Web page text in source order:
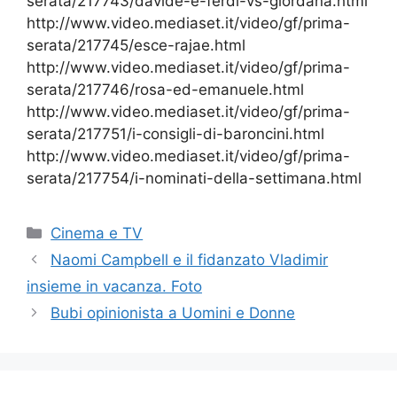
http://www.video.mediaset.it/video/gf/prima-
serata/217745/esce-rajae.html
http://www.video.mediaset.it/video/gf/prima-
serata/217746/rosa-ed-emanuele.html
http://www.video.mediaset.it/video/gf/prima-
serata/217751/i-consigli-di-baroncini.html
http://www.video.mediaset.it/video/gf/prima-
serata/217754/i-nominati-della-settimana.html
Categorie
Cinema e TV
Naomi Campbell e il fidanzato Vladimir
insieme in vacanza. Foto
Bubi opinionista a Uomini e Donne